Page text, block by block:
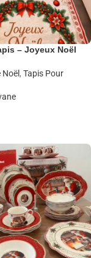
– Joyeux Noël
, Tapis Pour